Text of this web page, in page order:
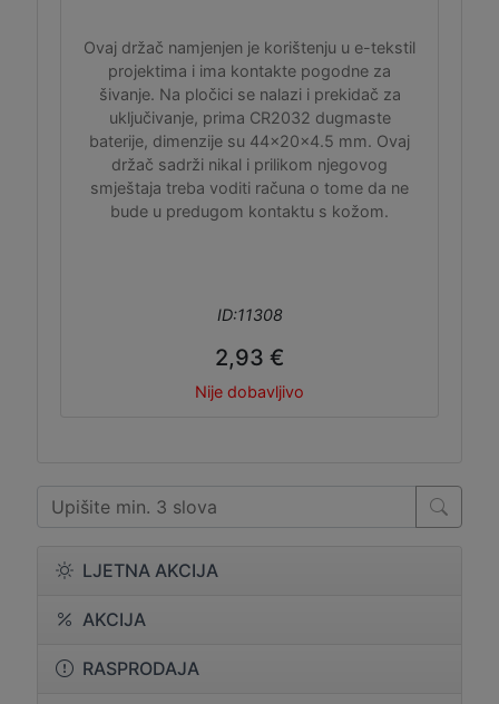
LJETNA AKCIJA
AKCIJA
RASPRODAJA
Ovaj držač namjenjen je korištenju u e-tekstil
projektima i ima kontakte pogodne za
šivanje. Na pločici se nalazi i prekidač za
uključivanje, prima CR2032 dugmaste
baterije, dimenzije su 44x20x4.5 mm. Ovaj
držač sadrži nikal i prilikom njegovog
smještaja treba voditi računa o tome da ne
bude u predugom kontaktu s kožom.
ID:11308
2,93 €
Nije dobavljivo